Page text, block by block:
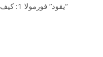
“يقود” فورمولا 1: كيف تخطط FIA…